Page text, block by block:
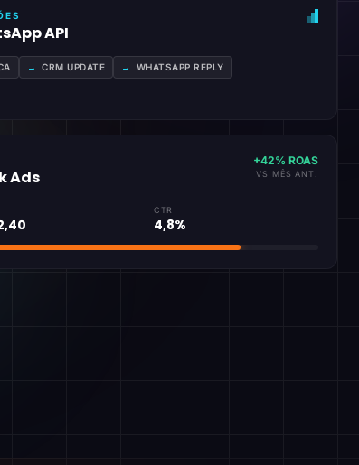
API
→ CRM UPDATE → WHATSAPP REPLY
Ads
+42% ROAS
VS MÊS ANT.
CTR
4,8%